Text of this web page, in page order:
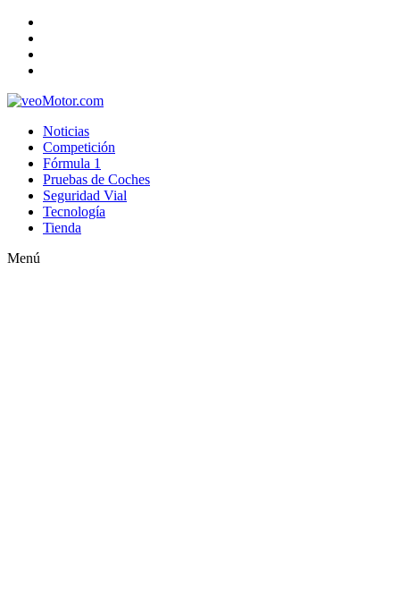
Noticias
Competición
Fórmula 1
Pruebas de Coches
Seguridad Vial
Tecnología
Tienda
Menú